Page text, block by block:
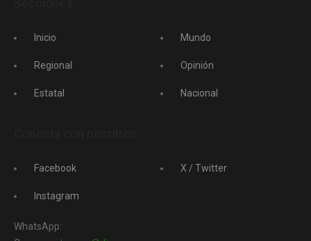
Inicio
Regional
Estatal
Mundo
Opinión
Nacional
Facebook
Instagram
X / Twitter
WhatsApp: